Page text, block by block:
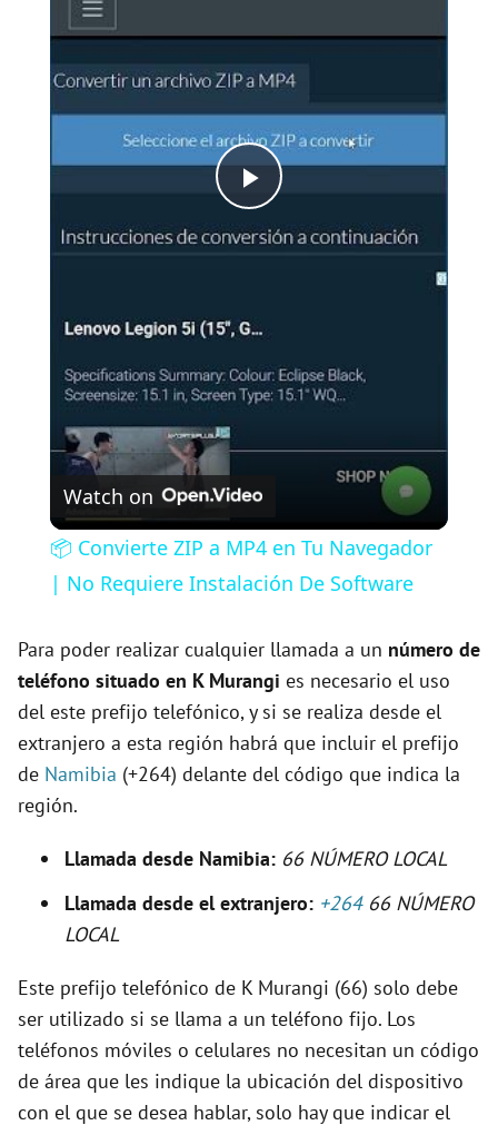
P
a
y
i
e
o
Watch on
📦 Convierte ZIP a MP4 en Tu Navegador
| No Requiere Instalación De Software
Para poder realizar cualquier llamada a un número de
teléfono situado en K Murangi es necesario el uso
del este prefijo telefónico, y si se realiza desde el
extranjero a esta región habrá que incluir el prefijo
de Namibia (+264) delante del código que indica la
región.
Llamada desde Namibia: 66 NÚMERO LOCAL
Llamada desde el extranjero: +26466 NÚMERO
LOCAL
Este prefijo telefónico de K Murangi (66) solo debe
ser utilizado si se llama a un teléfono fijo. Los
teléfonos móviles o celulares no necesitan un código
de área que les indique la ubicación del dispositivo
con el que se desea hablar, solo hay que indicar el